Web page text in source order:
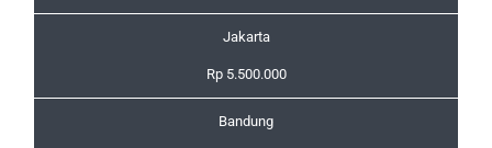
Jakarta
Rp 5.500.000
Bandung